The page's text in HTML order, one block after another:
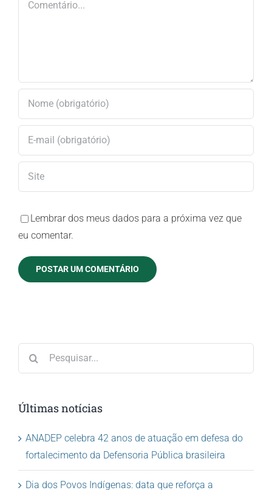
Lembrar dos meus dados para a próxima vez que
eu comentar.
Últimas notícias
ANADEP celebra 42 anos de atuação em defesa do
fortalecimento da Defensoria Pública brasileira
Dia dos Povos Indígenas: data que reforça a